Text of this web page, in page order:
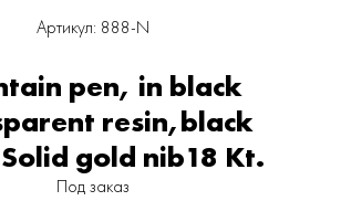
Артикул: 888-N
pen, in black
resin,black
gold nib18 Kt.
Под заказ